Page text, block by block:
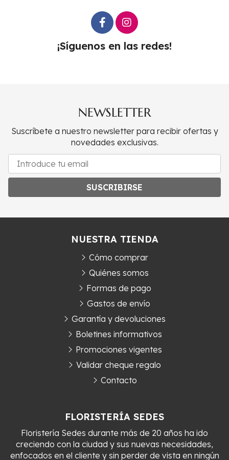
¡Síguenos en las redes!
NEWSLETTER
Suscríbete a nuestro newsletter para recibir ofertas y
novedades exclusivas.
SUSCRIBIRSE
FLORISTERÍA SEDES
Floristería Sedes durante más de 20 años ha ido
creciendo con la ciudad y sus nuevas necesidades,
enfocados en el cliente y sin perder de vista en ningún
NUESTRA TIENDA
Cómo comprar
Quiénes somos
Formas de pago
Gastos de envío
Garantía y devoluciones
Boletines informativos
Promociones vigentes
Validar cheque regalo
Contacto